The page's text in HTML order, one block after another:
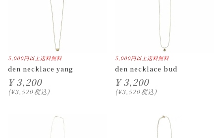
5,000円以上送料無料
den necklace yang
¥ 3,200
¥3,520税込
5,000円以上送料無料
den necklace bud
¥ 3,200
¥3,520税込